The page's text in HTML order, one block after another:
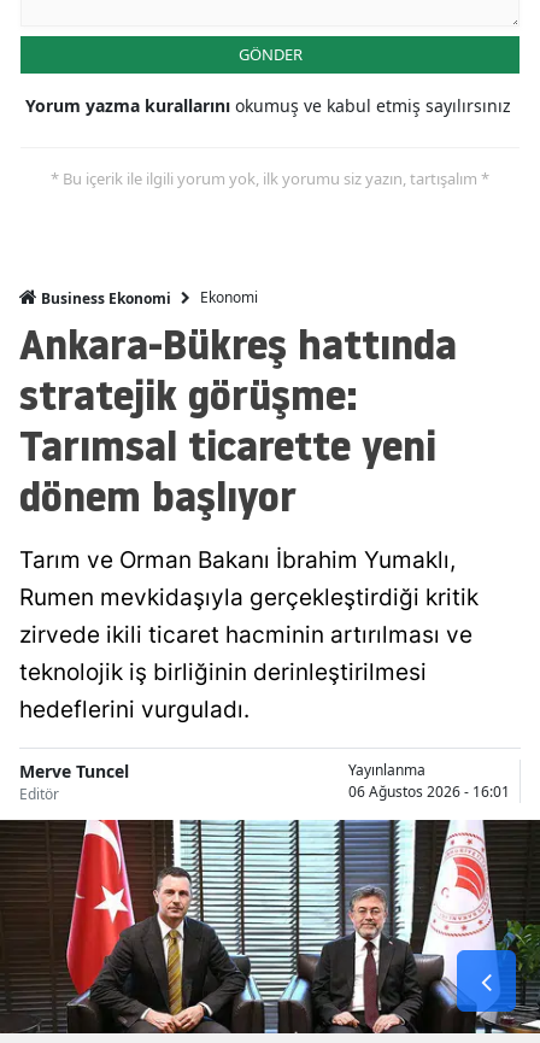
GÖNDER
Yorum yazma kurallarını okumuş ve kabul etmiş sayılırsınız
* Bu içerik ile ilgili yorum yok, ilk yorumu siz yazın, tartışalım *
Business Ekonomi Ekonomi
Ankara-Bükreş hattında
stratejik görüşme:
Tarımsal ticarette yeni
dönem başlıyor
Tarım ve Orman Bakanı İbrahim Yumaklı,
Rumen mevkidaşıyla gerçekleştirdiği kritik
zirvede ikili ticaret hacminin artırılması ve
teknolojik iş birliğinin derinleştirilmesi
hedeflerini vurguladı.
Merve Tuncel
Editör
Yayınlanma
06 Ağustos 2026 - 16:01